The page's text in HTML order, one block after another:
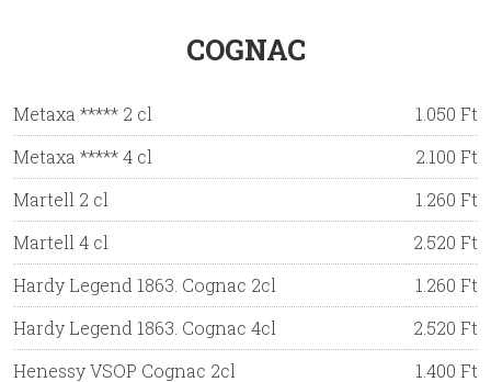
COGNAC
Metaxa ***** 2 cl
1.050 Ft
Metaxa ***** 4 cl
2.100 Ft
Martell 2 cl
1.260 Ft
Martell 4 cl
2.520 Ft
Hardy Legend 1863. Cognac 2cl
1.260 Ft
Hardy Legend 1863. Cognac 4cl
2.520 Ft
Henessy VSOP Cognac 2cl
1.400 Ft